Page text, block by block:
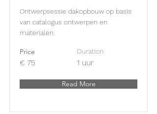
Ontwerpsessie dakopbouw op basis
van catalogus ontwerpen en
materialen.
Price
€ 75
Duration
1 uur
Read More